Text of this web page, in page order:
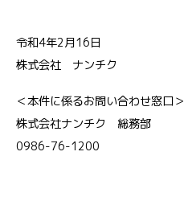
令和4年2月16日
株式会社 ナンチク
＜本件に係るお問い合わせ窓口＞
株式会社ナンチク 総務部
0986-76-1200